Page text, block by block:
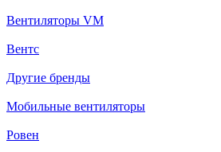
Вентиляторы VM
Вентс
Другие бренды
Мобильные вентиляторы
Ровен